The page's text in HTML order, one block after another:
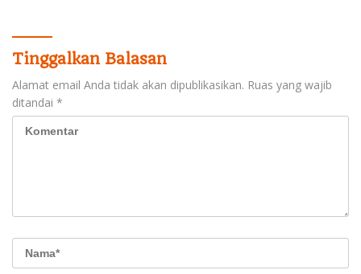
Tinggalkan Balasan
Alamat email Anda tidak akan dipublikasikan. Ruas yang wajib
ditandai *